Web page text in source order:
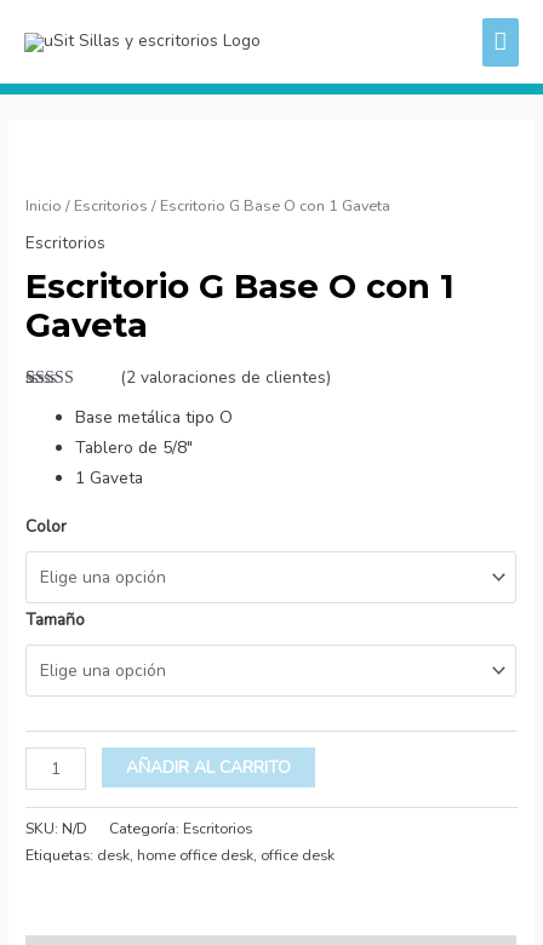
Inicio / Escritorios / Escritorio G Base O con 1 Gaveta
Escritorios
Escritorio G Base O con 1
Gaveta
5.00de
valoraciones
(2valoraciones de clientes)
Base metálica tipo O
Tablero de 5/8″
1 Gaveta
Color
Tamaño
Base
O
1
Gaveta
AÑADIR AL CARRITO
SKU: N/D Categoría: Escritorios
Etiquetas: desk, home office desk, office desk